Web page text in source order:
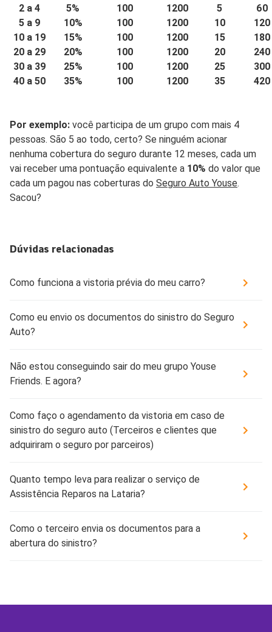
2 a 4
5% 100 1200 5
60
5 a 9
10% 100 1200 10
120
10 a 19
15% 100 1200 15
180
20 a 29
20% 100 1200 20
240
30 a 39
25% 100 1200 25
300
40 a 50
35% 100 1200 35 420
Por exemplo: você participa de um grupo com mais 4
pessoas. São 5 ao todo, certo? Se ninguém acionar
nenhuma cobertura do seguro durante 12 meses, cada um
vai receber uma pontuação equivalente a 10% do valor que
cada um pagou nas coberturas do Seguro Auto Youse.
Sacou?
Dúvidas relacionadas
Como funciona a vistoria prévia do meu carro?
Como eu envio os documentos do sinistro do Seguro
Auto?
Não estou conseguindo sair do meu grupo Youse
Friends. E agora?
Como faço o agendamento da vistoria em caso de
sinistro do seguro auto (Terceiros e clientes que
adquiriram o seguro por parceiros)
Quanto tempo leva para realizar o serviço de
Assistência Reparos na Lataria?
Como o terceiro envia os documentos para a
abertura do sinistro?